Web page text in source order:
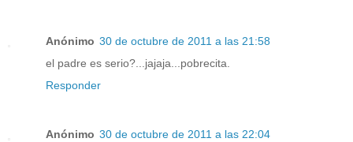
Anónimo 30 de octubre de 2011 a las 21:58
el padre es serio?...jajaja...pobrecita.
Responder
Anónimo 30 de octubre de 2011 a las 22:04